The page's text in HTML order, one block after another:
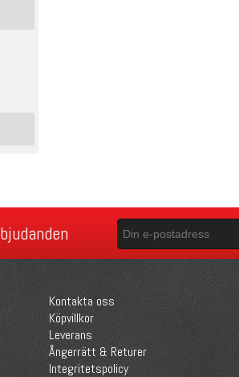
Kontakta oss
Köpvillkor
Leverans
Ångerrätt & Returer
Integritetspolicy